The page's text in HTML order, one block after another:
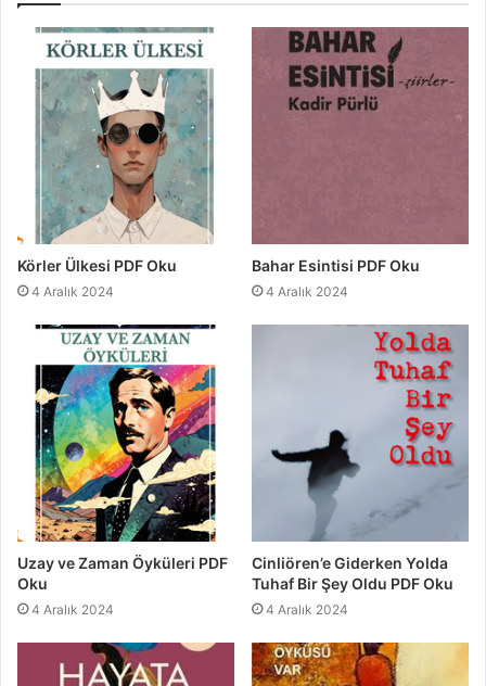
Körler Ülkesi PDF Oku
4 Aralık 2024
Bahar Esintisi PDF Oku
4 Aralık 2024
Uzay ve Zaman Öyküleri PDF
Oku
4 Aralık 2024
Cinliören’e Giderken Yolda
Tuhaf Bir Şey Oldu PDF Oku
4 Aralık 2024